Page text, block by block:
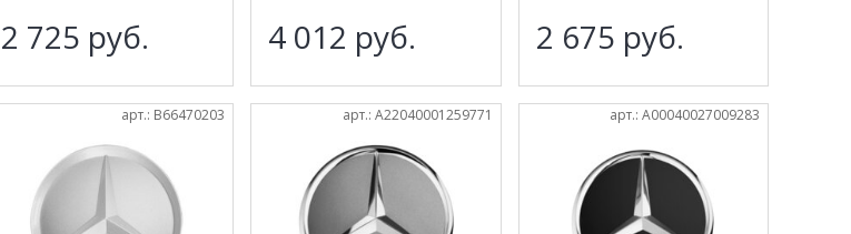
2 725 руб. 4 012 руб. 2 675 руб.
арт.: B66470203 арт.: A22040001259771 арт.: A00040027009283